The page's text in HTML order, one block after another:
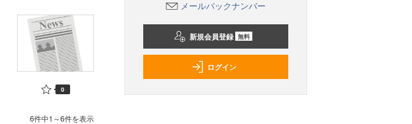
0
6件中1～6件を表示
メールバックナンバー
新規会員登録 無料
ログイン